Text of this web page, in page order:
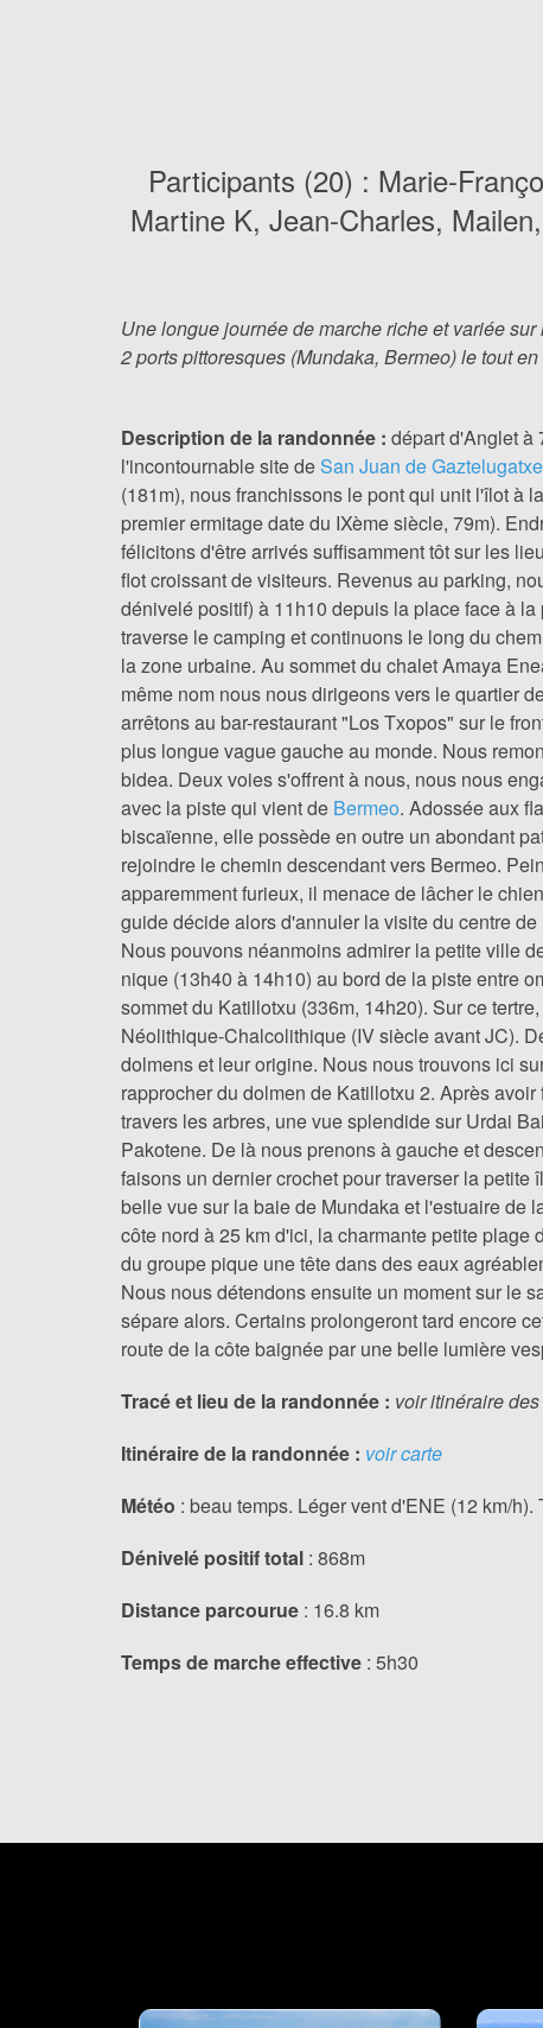
Participants (20) : Marie-
Martine K, Jean-Charles,
Une longue journée de marche riche et variée
2 ports pittoresques (Mundaka, Bermeo) le tout
Description de la randonnée : départ d'Anglet à
l'incontournable site deSan Juan de Gaztelugatxe
(181m), nous franchissons le pont qui unit l'îlot à
premier ermitage date du IXème siècle, 79m).
félicitons d'être arrivés suffisamment tôt sur les
flot croissant de visiteurs. Revenus au parking,
dénivelé positif) à 11h10 depuis la place face à
traverse le camping et continuons le long du
la zone urbaine. Au sommet du chalet Amaya
même nom nous nous dirigeons vers le quartier
arrêtons au bar-restaurant "Los Txopos" sur le
plus longue vague gauche au monde. Nous
bidea. Deux voies s'offrent à nous, nous nous
avec la piste qui vient de Bermeo. Adossée aux
biscaïenne, elle possède en outre un abondant
rejoindre le chemin descendant vers Bermeo.
apparemment furieux, il menace de lâcher le
guide décide alors d'annuler la visite du centre
Nous pouvons néanmoins admirer la petite ville
nique (13h40 à 14h10) au bord de la piste entre
sommet du Katillotxu (336m, 14h20). Sur ce
Néolithique-Chalcolithique (IV siècle avant JC).
dolmens et leur origine. Nous nous trouvons ici
rapprocher du dolmen de Katillotxu 2. Après
travers les arbres, une vue splendide sur Urdai
Pakotene. De là nous prenons à gauche et
faisons un dernier crochet pour traverser la
belle vue sur la baie de Mundaka et l'estuaire de
côte nord à 25 km d'ici, la charmante petite
du groupe pique une tête dans des eaux
Nous nous détendons ensuite un moment sur le
sépare alors. Certains prolongeront tard encore
route de la côte baignée par une belle lumière
Tracé et lieu de la randonnée : voir itinéraire
Itinéraire de la randonnée : voir carte
Météo : beau temps. Léger vent d'ENE (12 km/h).
Dénivelé positif total : 868m
Distance parcourue : 16.8 km
Temps de marche effective : 5h30